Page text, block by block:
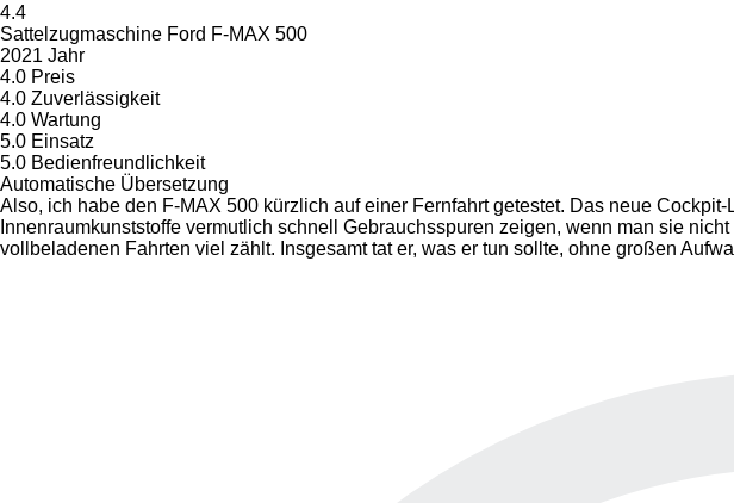
4.4
Sattelzugmaschine Ford F-MAX 500
2021 Jahr
4.0 Preis
4.0 Zuverlässigkeit
4.0 Wartung
5.0 Einsatz
5.0 Bedienfreundlichkeit
Automatische Übersetzung
Also, ich habe den F-MAX 500 kürzlich auf einer Fernfahrt getestet. Das neue
Innenraumkunststoffe vermutlich schnell Gebrauchsspuren zeigen, wenn man sie
vollbeladenen Fahrten viel zählt. Insgesamt tat er, was er tun sollte, ohne großen